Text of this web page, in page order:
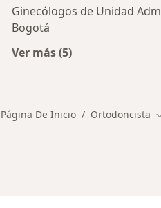
Ginecólogos de Unidad
Bogotá
Ver más (5)
Página De Inicio Ortodoncista